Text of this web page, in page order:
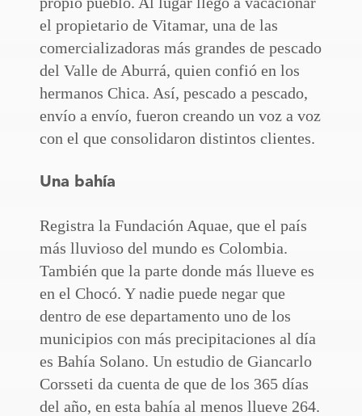
el propietario de Vitamar, una de las
comercializadoras más grandes de pescado
del Valle de Aburrá, quien confió en los
hermanos Chica. Así, pescado a pescado,
envío a envío, fueron creando un voz a voz
con el que consolidaron distintos clientes.
Una bahía
Registra la Fundación Aquae, que el país
más lluvioso del mundo es Colombia.
También que la parte donde más llueve es
en el Chocó. Y nadie puede negar que
dentro de ese departamento uno de los
municipios con más precipitaciones al día
es Bahía Solano. Un estudio de Giancarlo
Corsseti da cuenta de que de los 365 días
del año, en esta bahía al menos llueve 264.